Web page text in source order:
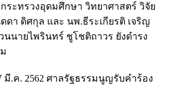
ระทรวงอุดมศึกษา วิทยาศาสตร์ วิจัย
ดา ดิศกุล และ นพ.ธีระเกียรติ เจริญ
นนายไพรินทร์ ชูโชติถาวร ยังดำรง
มี.ค. 2562 ศาลรัฐธรรมนูญรับคำร้อง